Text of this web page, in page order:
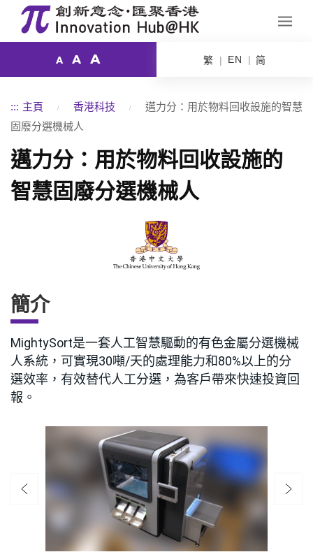
A A A 繁 EN 简
::: 主頁 香港科技
邁力分：用於物料回收設施的智慧
固廢分選機械人
邁力分：用於物料回收設施的
智慧固廢分選機械人
簡介
MightySort是一套人工智慧驅動的有色金屬分選機械
人系統，可實現30噸/天的處理能力和80%以上的分
選效率，有效替代人工分選，為客戶帶來快速投資回
報。